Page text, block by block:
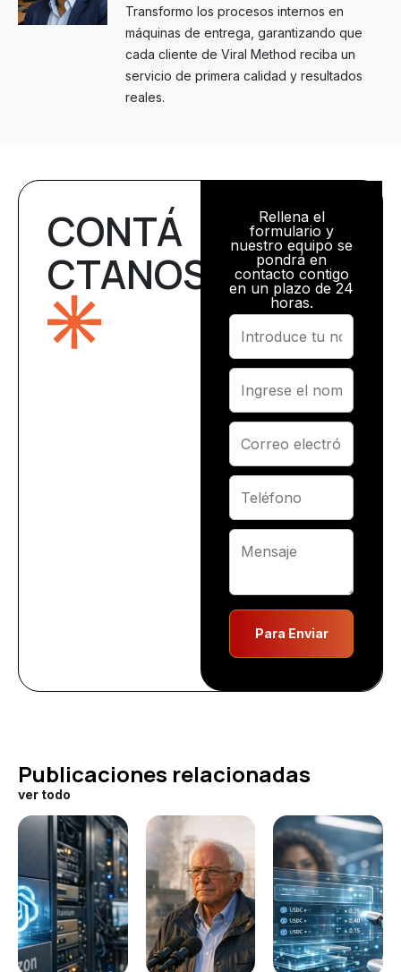
Transformo los procesos internos en
máquinas de entrega, garantizando que
cada cliente de Viral Method reciba un
servicio de primera calidad y resultados
reales.
CONTÁ
CTANOS
Rellena el
formulario y
nuestro equipo se
pondrá en
contacto contigo
en un plazo de 24
horas.
Para Enviar
Publicaciones relacionadas
ver todo